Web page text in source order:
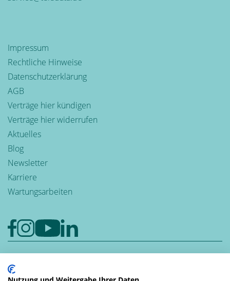
Impressum
Rechtliche Hinweise
Datenschutzerklärung
AGB
Verträge hier kündigen
Verträge hier widerrufen
Aktuelles
Blog
Newsletter
Karriere
Wartungsarbeiten